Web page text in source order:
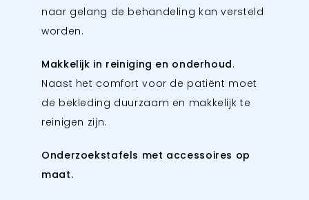
naar gelang de behandeling kan versteld
worden.
Makkelijk in reiniging en onderhoud.
Naast het comfort voor de patiënt moet
de bekleding duurzaam en makkelijk te
reinigen zijn.
Onderzoekstafels met accessoires op
maat.